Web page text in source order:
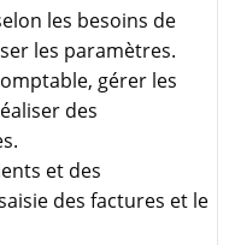
les besoins de
les paramètres.
gérer les
des
et des
des factures et le